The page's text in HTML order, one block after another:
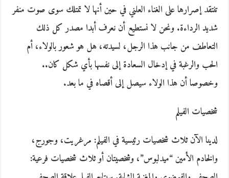
تنتقد إصرارها على الغناء العلني في حين أنها لا تمتلك سوى صوت منفر
شديد الرداءة. ونحن لا نستطيع أن نعرف أبدا مصدر كل ذلك
التعاطف من جانب هذا الرجل، لسيدته، هل هو شعور بالولاء، أم
الحب والرغبة في إدخال السعادة إلى نفسها بأي شكل كان..
وخصوصا أن هذا الولاء سيصل إلى أقصاه في ما بعد.
شخصيات الفيلم
لدينا الآن ثلاث شخصيات رئيسية في الفيلم: مرغريت، وجورج،
والخادم الأمين “ميدلبوس”، وشخصيتان أو ثلاث شخصيات فرعية: